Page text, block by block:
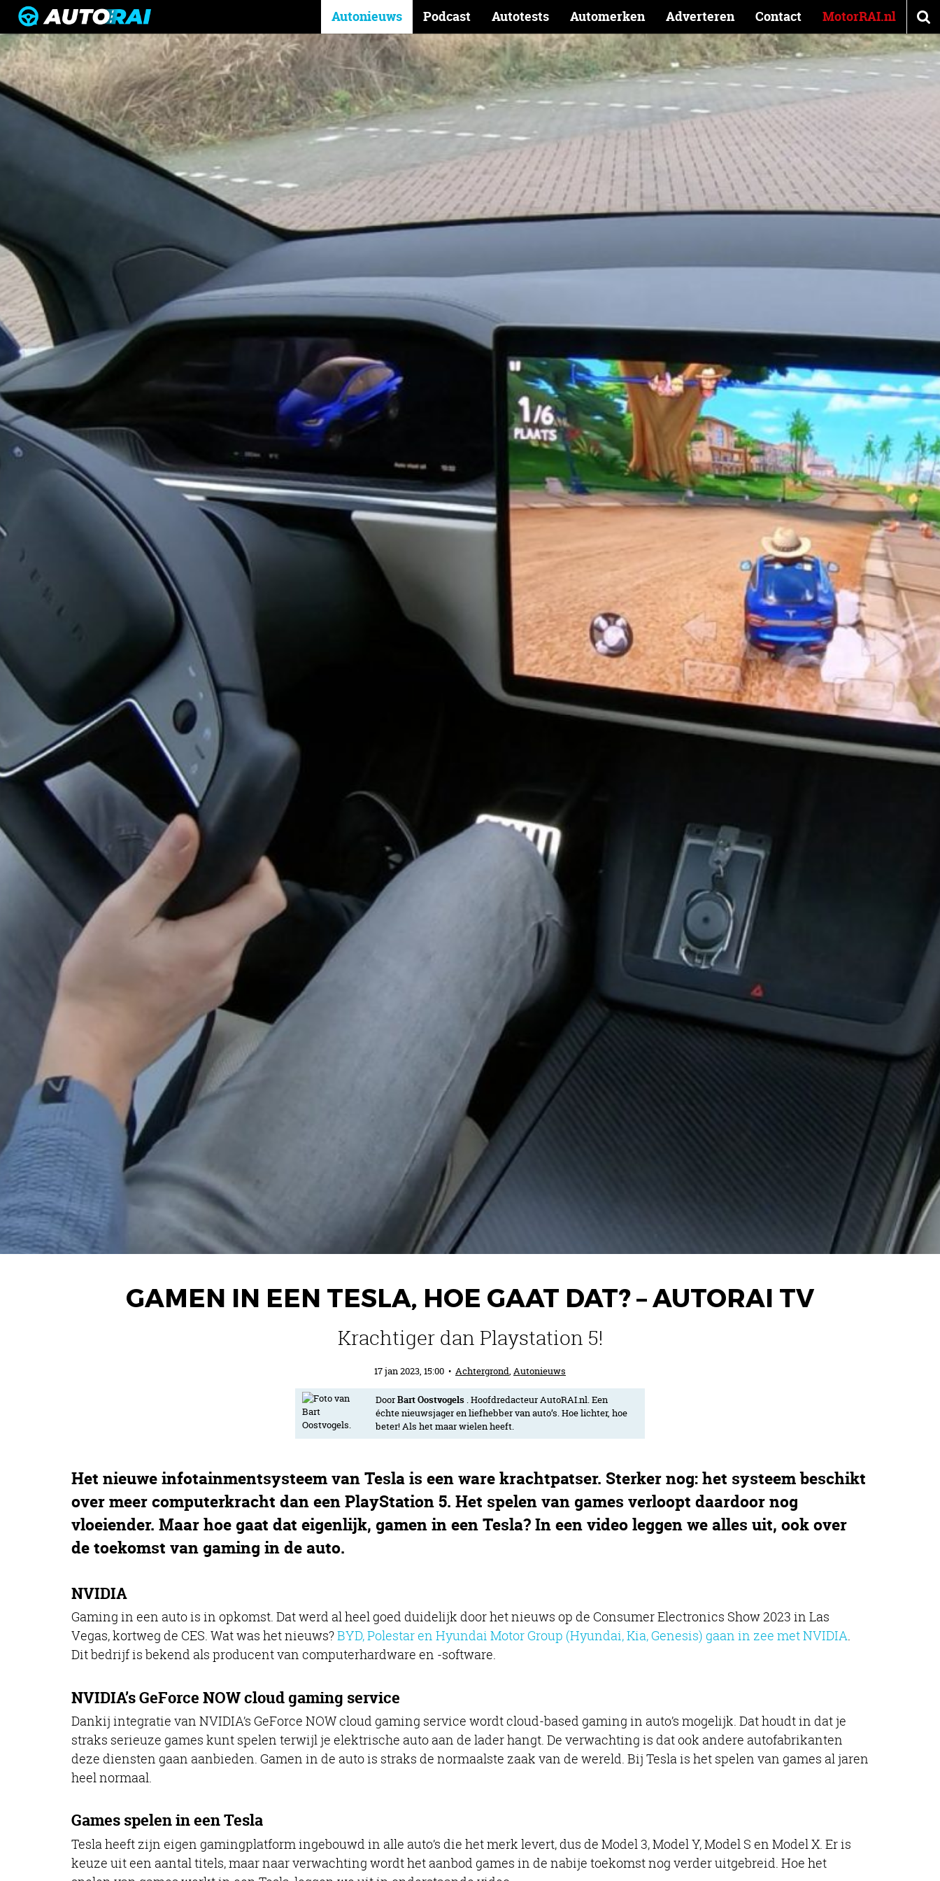
Autonieuws Podcast Autotests Automerken Adverteren Contact MotorRAI.nl
GAMEN IN EEN TESLA, HOE GAAT DAT? – AUTORAI TV
Krachtiger dan Playstation 5!
17 jan 2023, 15:00 • Achtergrond, Autonieuws
DoorBart Oostvogels . Hoofdredacteur AutoRAI.nl. Een
échte nieuwsjager en liefhebber van auto’s. Hoe lichter, hoe
beter! Als het maar wielen heeft.
Het nieuwe infotainmentsysteem van Tesla is een ware krachtpatser. Sterker nog: het systeem beschikt
over meer computerkracht dan een PlayStation 5. Het spelen van games verloopt daardoor nog
vloeiender. Maar hoe gaat dat eigenlijk, gamen in een Tesla? In een video leggen we alles uit, ook over
de toekomst van gaming in de auto.
NVIDIA
Gaming in een auto is in opkomst. Dat werd al heel goed duidelijk door het nieuws op de Consumer Electronics Show 2023 in Las
Vegas, kortweg de CES. Wat was het nieuws?BYD, Polestar en Hyundai Motor Group (Hyundai, Kia, Genesis) gaan in zee met NVIDIA.
Dit bedrijf is bekend als producent van computerhardware en -software.
NVIDIA’s GeForce NOW cloud gaming service
Dankij integratie van NVIDIA’s GeForce NOW cloud gaming service wordt cloud-based gaming in auto’s mogelijk. Dat houdt in dat je
straks serieuze games kunt spelen terwijl je elektrische auto aan de lader hangt. De verwachting is dat ook andere autofabrikanten
deze diensten gaan aanbieden. Gamen in de auto is straks de normaalste zaak van de wereld. Bij Tesla is het spelen van games al jaren
heel normaal.
Games spelen in een Tesla
Tesla heeft zijn eigen gamingplatform ingebouwd in alle auto’s die het merk levert, dus de Model 3, Model Y, Model S en Model X. Er is
keuze uit een aantal titels, maar naar verwachting wordt het aanbod games in de nabije toekomst nog verder uitgebreid. Hoe het